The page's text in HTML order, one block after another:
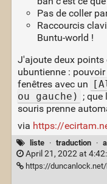
Pas de coller
Raccourcis
Buntu-world !
J'ajoute deux points
ubuntienne :
fenêtres avec un
ou gauche) ; que
souris prenne
via https://
liste · traduction ·
April 21, 2022 at
https://duncanlock.net/blog/